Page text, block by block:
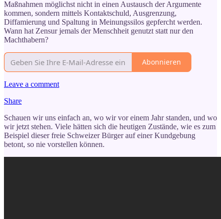
Maßnahmen möglichst nicht in einen Austausch der Argumente
kommen, sondern mittels Kontaktschuld, Ausgrenzung,
Diffamierung und Spaltung in Meinungssilos gepfercht werden.
Wann hat Zensur jemals der Menschheit genutzt statt nur den
Machthabern?
Abonnieren
Leave a comment
Share
Schauen wir uns einfach an, wo wir vor einem Jahr standen, und wo
wir jetzt stehen. Viele hätten sich die heutigen Zustände, wie es zum
Beispiel dieser freie Schweizer Bürger auf einer Kundgebung
betont, so nie vorstellen können.